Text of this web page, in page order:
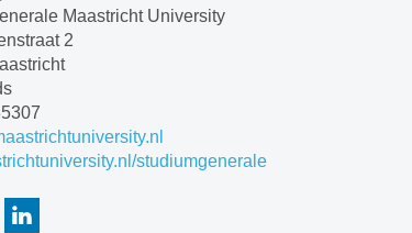
Maastricht University
2
studiumgenerale